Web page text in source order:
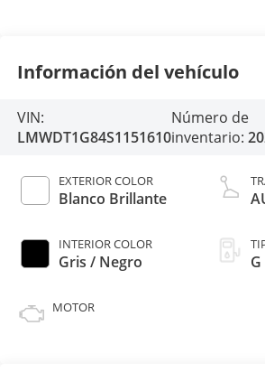
Información del vehículo
VIN:
LMWDT1G84S1151610
Número de
inventario:
EXTERIOR COLOR
Blanco Brillante
INTERIOR COLOR
Gris / Negro
MOTOR
G